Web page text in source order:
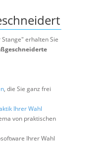
erhalten Sie
, die Sie ganz frei
Ihrer Wahl
von praktischen
Ihrer Wahl